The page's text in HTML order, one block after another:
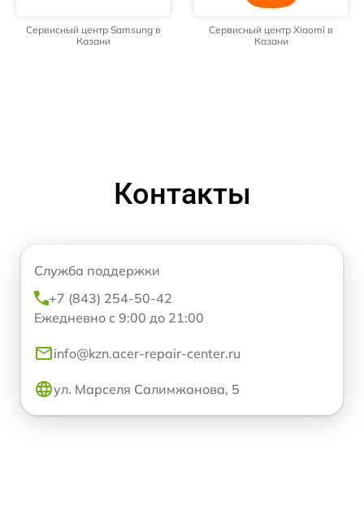
Сервисный центр Samsung в
Казани
Сервисный центр Xiaomi в
Казани
Контакты
Служба поддержки
+7 (843) 254-50-42
Ежедневно с 9:00 до 21:00
info@kzn.acer-repair-center.ru
ул. Марселя Салимжанова, 5